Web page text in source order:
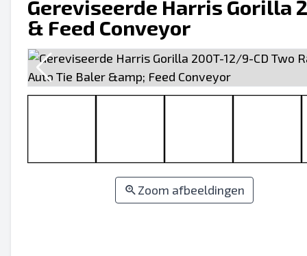
Gereviseerde Harris Gorilla
& Feed Conveyor
Zoom afbeeldingen